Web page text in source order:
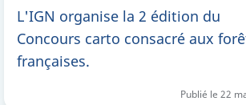
L'IGN organise la 2 édition du
Concours carto consacré aux
françaises.
Publié le 22